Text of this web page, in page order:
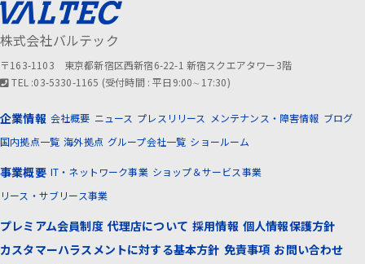
株式会社バルテック
〒163-1103 東京都新宿区西新宿6-22-1 新宿スクエアタワー3階
TEL :03-5330-1165 (受付時間 : 平日9:00∼17:30)
企業情報 会社概要 ニュース プレスリリース メンテナンス・障害情報 ブログ
国内拠点一覧 海外拠点 グループ会社一覧 ショールーム
事業概要 IT・ネットワーク事業 ショップ＆サービス事業
リース・サブリース事業
プレミアム会員制度 代理店について 採用情報 個人情報保護方針
カスタマーハラスメントに対する基本方針 免責事項 お問い合わせ